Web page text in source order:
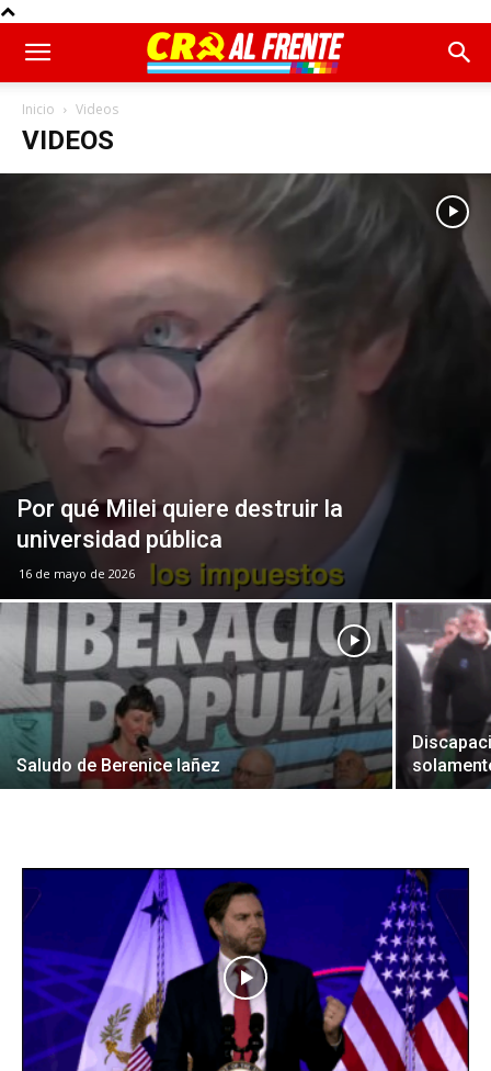
Inicio Videos
VIDEOS
Por qué Milei quiere destruir la
universidad pública
16 de mayo de 2026
Saludo de Berenice Iañez